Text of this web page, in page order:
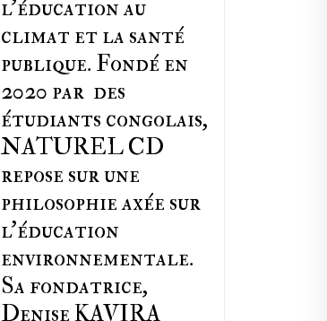
l'éducation au
climat et la santé
publique. Fondé en
2020 par des
étudiants congolais,
NATUREL CD
repose sur une
philosophie axée sur
l'éducation
environnementale.
Sa fondatrice,
Denise KAVIRA